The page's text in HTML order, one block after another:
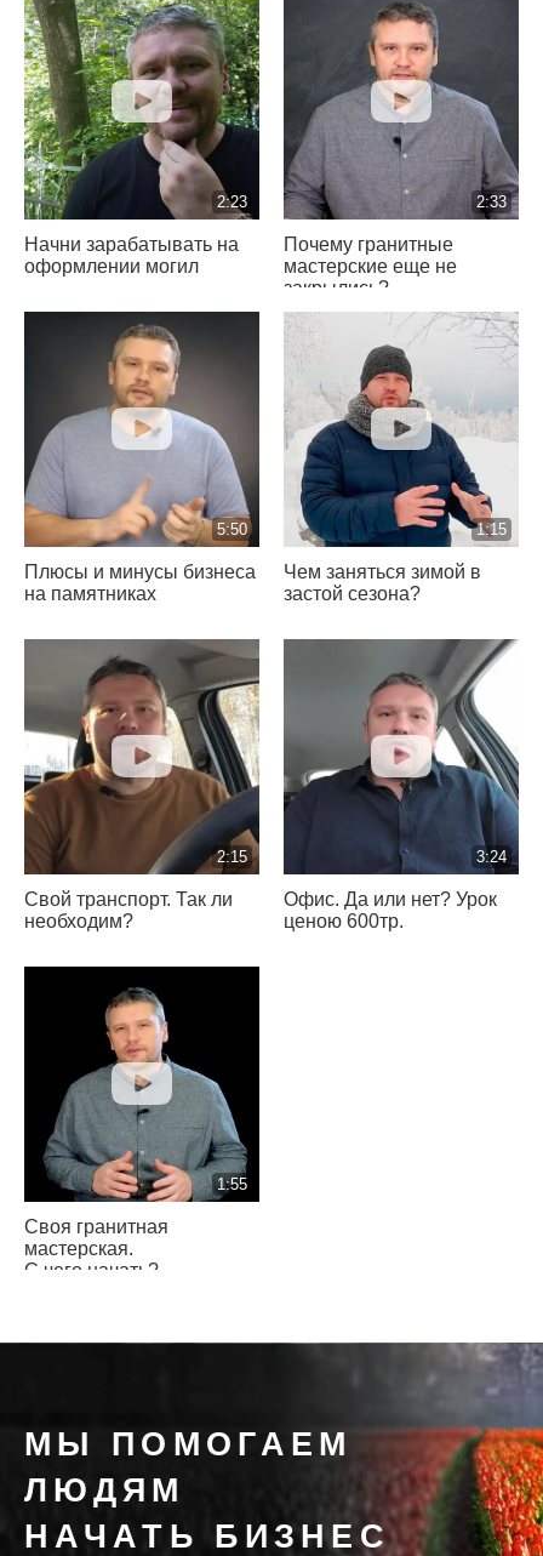
2:23
Начни зарабатывать на
оформлении могил
2:33
Почему гранитные
мастерские еще не
закрылись?
5:50
Плюсы и минусы бизнеса
на памятниках
1:15
Чем заняться зимой в
застой сезона?
2:15
Свой транспорт. Так ли
необходим?
3:24
Офис. Да или нет? Урок
ценою 600тр.
1:55
Своя гранитная
мастерская.
С чего начать?
МЫ ПОМОГАЕМ
ЛЮДЯМ
НАЧАТЬ БИЗНЕС